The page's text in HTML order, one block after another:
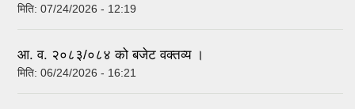
मिति: 07/24/2026 - 12:19
आ. व. २०८३/०८४ को बजेट वक्तव्य ।
मिति: 06/24/2026 - 16:21